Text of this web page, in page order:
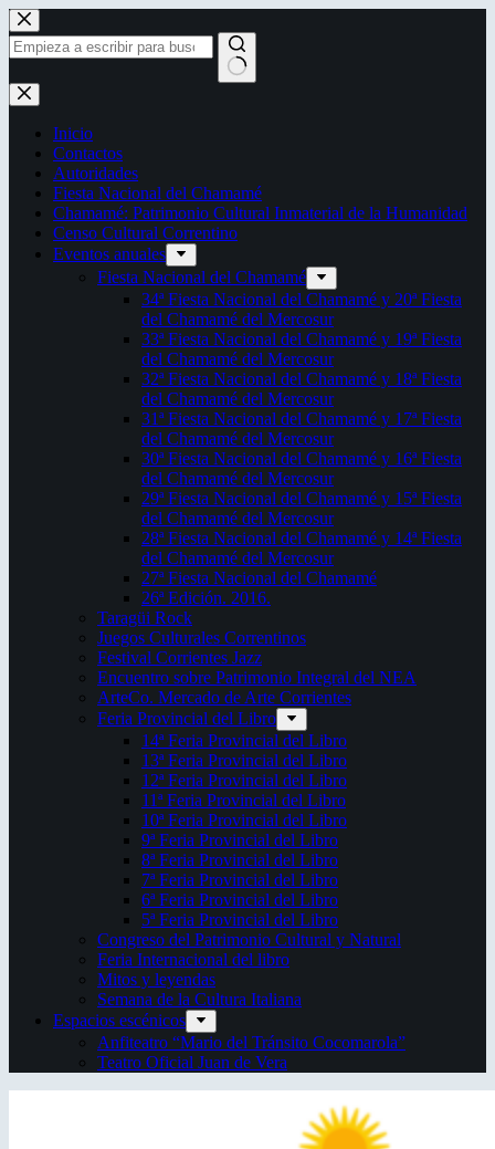
Saltar
al
contenido
Sin
resultados
Inicio
Contactos
Autoridades
Fiesta Nacional del Chamamé
Chamamé: Patrimonio Cultural Inmaterial de la Humanidad
Censo Cultural Correntino
Eventos anuales
Fiesta Nacional del Chamamé
34ª Fiesta Nacional del Chamamé y 20ª Fiesta
del Chamamé del Mercosur
33ª Fiesta Nacional del Chamamé y 19ª Fiesta
del Chamamé del Mercosur
32ª Fiesta Nacional del Chamamé y 18ª Fiesta
del Chamamé del Mercosur
31ª Fiesta Nacional del Chamamé y 17ª Fiesta
del Chamamé del Mercosur
30ª Fiesta Nacional del Chamamé y 16ª Fiesta
del Chamamé del Mercosur
29ª Fiesta Nacional del Chamamé y 15ª Fiesta
del Chamamé del Mercosur
28ª Fiesta Nacional del Chamamé y 14ª Fiesta
del Chamamé del Mercosur
27ª Fiesta Nacional del Chamamé
26ª Edición. 2016.
Taragüi Rock
Juegos Culturales Correntinos
Festival Corrientes Jazz
Encuentro sobre Patrimonio Integral del NEA
ArteCo. Mercado de Arte Corrientes
Feria Provincial del Libro
14ª Feria Provincial del Libro
13ª Feria Provincial del Libro
12ª Feria Provincial del Libro
11ª Feria Provincial del Libro
10ª Feria Provincial del Libro
9ª Feria Provincial del Libro
8ª Feria Provincial del Libro
7ª Feria Provincial del Libro
6ª Feria Provincial del Libro
5ª Feria Provincial del Libro
Congreso del Patrimonio Cultural y Natural
Feria Internacional del libro
Mitos y leyendas
Semana de la Cultura Italiana
Espacios escénicos
Anfiteatro “Mario del Tránsito Cocomarola”
Teatro Oficial Juan de Vera